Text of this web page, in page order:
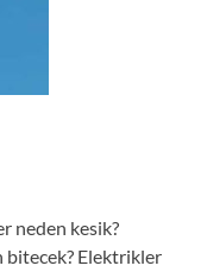
neden kesik?
bitecek? Elektrikler